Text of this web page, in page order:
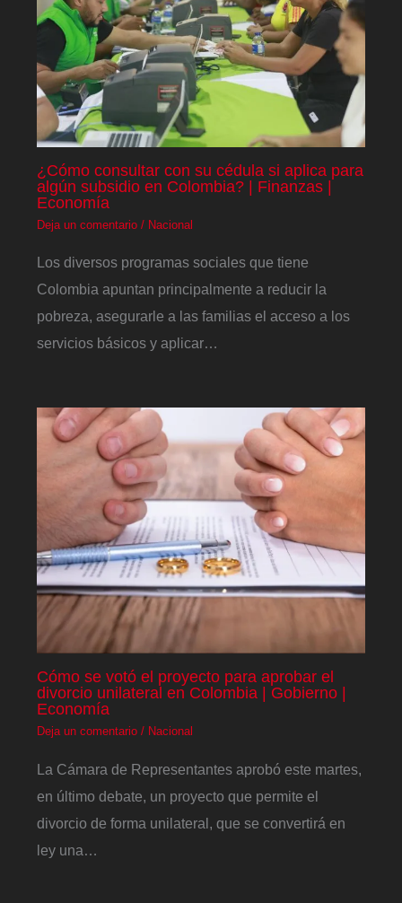
¿Cómo consultar con su cédula si aplica para
algún subsidio en Colombia? | Finanzas |
Economía
Deja un comentario / Nacional
Los diversos programas sociales que tiene
Colombia apuntan principalmente a reducir la
pobreza, asegurarle a las familias el acceso a los
servicios básicos y aplicar…
Cómo se votó el proyecto para aprobar el
divorcio unilateral en Colombia | Gobierno |
Economía
Deja un comentario / Nacional
La Cámara de Representantes aprobó este martes,
en último debate, un proyecto que permite el
divorcio de forma unilateral, que se convertirá en
ley una…